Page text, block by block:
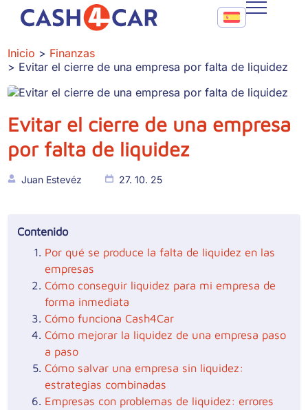
Evitar el cierre de una empresa por falta de liquidez
CONTACTO
Call To Action
Inicio
Finanzas
Evitar el cierre de una empresa por falta de liquidez
Evitar el cierre de una empresa
por falta de liquidez
Juan Estevéz 27. 10. 25
Contenido
Por qué se produce la falta de liquidez en las
empresas
Cómo conseguir liquidez para mi empresa de
forma inmediata
Cómo funciona Cash4Car
Cómo mejorar la liquidez de una empresa paso
a paso
Cómo salvar una empresa sin liquidez:
estrategias combinadas
Empresas con problemas de liquidez: errores